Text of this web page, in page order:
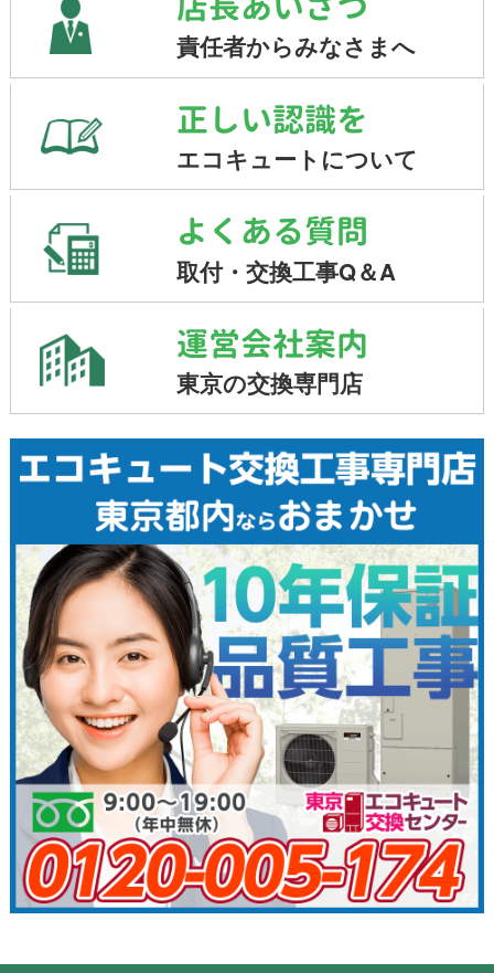
責任者からみなさまへ
正しい認識を
エコキュートについて
よくある質問
取付・交換工事Q＆A
運営会社案内
東京の交換専門店